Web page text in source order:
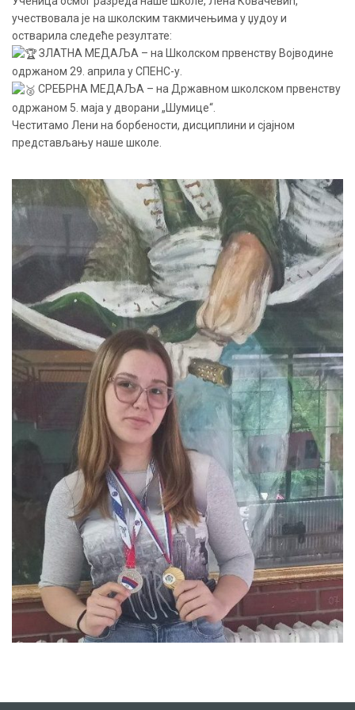
учествовала је на школским такмичењима у џудоу и
остварила следеће резултате:
ЗЛАТНА МЕДАЉА – на Школском првенству Војводине
одржаном 29. априла у СПЕНС-у.
СРЕБРНА МЕДАЉА – на Државном школском првенству
одржаном 5. маја у дворани „Шумице“.
Честитамо Лени на борбености, дисциплини и сјајном
представљању наше школе.